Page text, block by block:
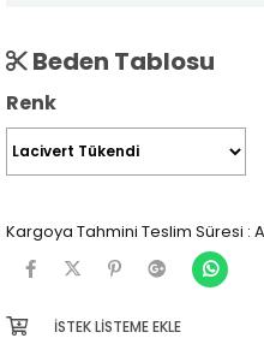
Beden Tablosu
Renk
Kargoya Tahmini Teslim Süresi :
İSTEK LISTEME EKLE